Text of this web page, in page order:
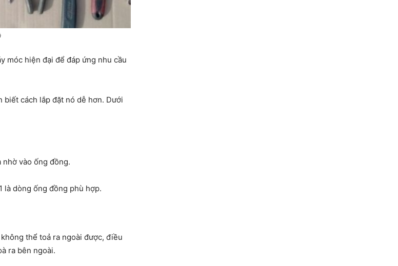
móc hiện đại để đáp ứng nhu cầu
cách lắp đặt nó dễ hơn. Dưới
vào ống đồng.
là dòng ống đồng phù hợp.
thể toả ra ngoài được, điều
ra bên ngoài.